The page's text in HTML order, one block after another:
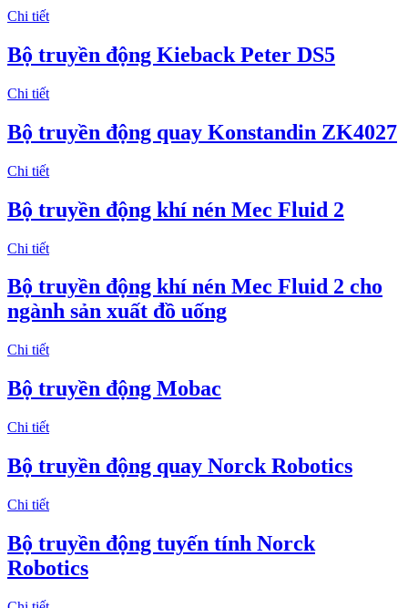
Chi tiết
Bộ truyền động Kieback Peter DS5
Chi tiết
Bộ truyền động quay Konstandin ZK4027
Chi tiết
Bộ truyền động khí nén Mec Fluid 2
Chi tiết
Bộ truyền động khí nén Mec Fluid 2 cho
ngành sản xuất đồ uống
Chi tiết
Bộ truyền động Mobac
Chi tiết
Bộ truyền động quay Norck Robotics
Chi tiết
Bộ truyền động tuyến tính Norck
Robotics